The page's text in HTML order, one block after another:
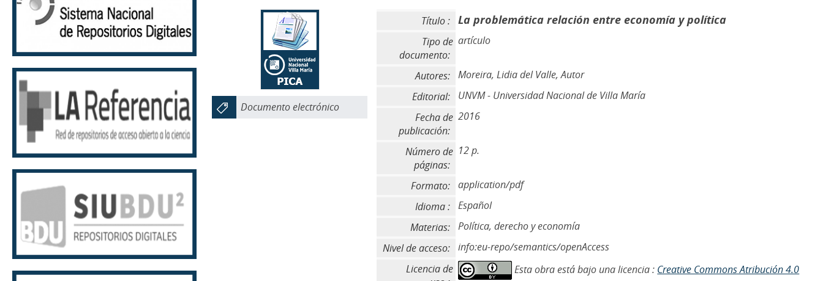
Documento electrónico
Título : La problemática relación entre economía y política
Tipo de
documento:
artículo
Autores:
Moreira, Lidia del Valle, Autor
Editorial:
UNVM - Universidad Nacional de Villa María
Fecha de
publicación:
2016
Número de
páginas:
12 p.
Formato:
application/pdf
Idioma :
Español
Materias:
Política, derecho y economía
Nivel de acceso:
info:eu-repo/semantics/openAccess
Licencia de
Esta obra está bajo una licencia : Creative Commons Atribución 4.0